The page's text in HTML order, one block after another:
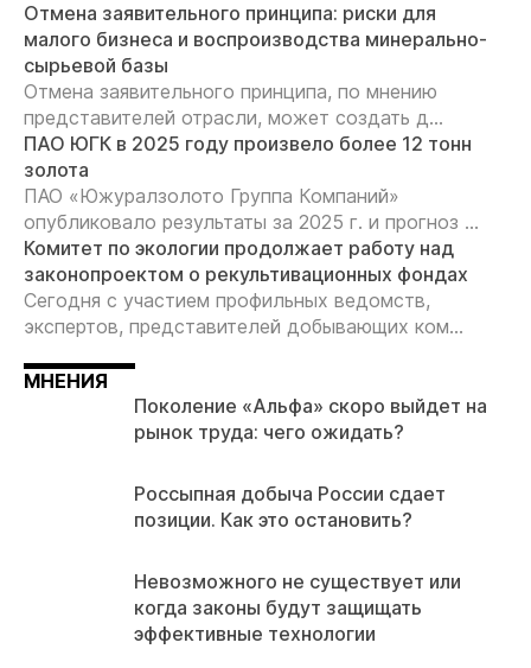
Отмена заявительного принципа: риски для
малого бизнеса и воспроизводства минерально-
сырьевой базы
Отмена заявительного принципа, по мнению
представителей отрасли, может создать д...
ПАО ЮГК в 2025 году произвело более 12 тонн
золота
ПАО «Южуралзолото Группа Компаний»
опубликовало результаты за 2025 г. и прогноз ...
Комитет по экологии продолжает работу над
законопроектом о рекультивационных фондах
Сегодня с участием профильных ведомств,
экспертов, представителей добывающих ком...
МНЕНИЯ
Поколение «Альфа» скоро выйдет на
рынок труда: чего ожидать?
Россыпная добыча России сдает
позиции. Как это остановить?
Невозможного не существует или
когда законы будут защищать
эффективные технологии